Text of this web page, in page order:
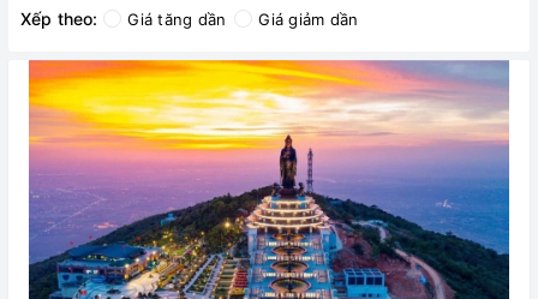
Xếp theo: Giá tăng dần Giá giảm dần